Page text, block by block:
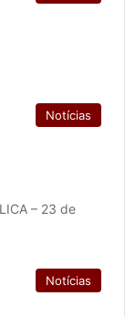
Notícias
– 23 de
Notícias